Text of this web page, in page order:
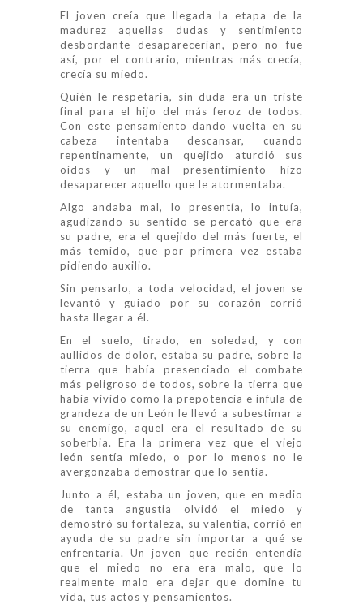
El joven creía que llegada la etapa de la
madurez aquellas dudas y sentimiento
desbordante desaparecerían, pero no fue
así, por el contrario, mientras más crecía,
crecía su miedo.
Quién le respetaría, sin duda era un triste
final para el hijo del más feroz de todos.
Con este pensamiento dando vuelta en su
cabeza intentaba descansar, cuando
repentinamente, un quejido aturdió sus
oídos y un mal presentimiento hizo
desaparecer aquello que le atormentaba.
Algo andaba mal, lo presentía, lo intuía,
agudizando su sentido se percató que era
su padre, era el quejido del más fuerte, el
más temido, que por primera vez estaba
pidiendo auxilio.
Sin pensarlo, a toda velocidad, el joven se
levantó y guiado por su corazón corrió
hasta llegar a él.
En el suelo, tirado, en soledad, y con
aullidos de dolor, estaba su padre, sobre la
tierra que había presenciado el combate
más peligroso de todos, sobre la tierra que
había vivido como la prepotencia e ínfula de
grandeza de un León le llevó a subestimar a
su enemigo, aquel era el resultado de su
soberbia. Era la primera vez que el viejo
león sentía miedo, o por lo menos no le
avergonzaba demostrar que lo sentía.
Junto a él, estaba un joven, que en medio
de tanta angustia olvidó el miedo y
demostró su fortaleza, su valentía, corrió en
ayuda de su padre sin importar a qué se
enfrentaría. Un joven que recién entendía
que el miedo no era era malo, que lo
realmente malo era dejar que domine tu
vida, tus actos y pensamientos.